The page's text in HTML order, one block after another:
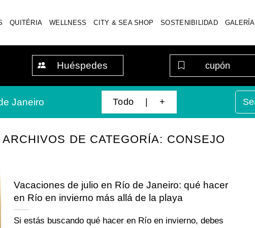
QUITÉRIA WELLNESS CITY & SEA SHOP SOSTENIBILIDAD GALERÍA
Huéspedes
Janeiro Todo | +
ARCHIVOS DE CATEGORÍA: CONSEJO
Vacaciones de julio en Río de Janeiro: qué hacer
en Río en invierno más allá de la playa
Si estás buscando qué hacer en Río en invierno, debes